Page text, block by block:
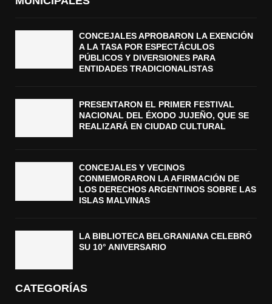
CONCEJALES APROBARON LA EXENCIÓN
A LA TASA POR ESPECTÁCULOS
PÚBLICOS Y DIVERSIONES PARA
ENTIDADES TRADICIONALISTAS
PRESENTARON EL PRIMER FESTIVAL
NACIONAL DEL ÉXODO JUJEÑO, QUE SE
REALIZARÁ EN CIUDAD CULTURAL
CONCEJALES Y VECINOS
CONMEMORARON LA AFIRMACIÓN DE
LOS DERECHOS ARGENTINOS SOBRE LAS
ISLAS MALVINAS
LA BIBLIOTECA BELGRANIANA CELEBRÓ
SU 10° ANIVERSARIO
CATEGORÍAS